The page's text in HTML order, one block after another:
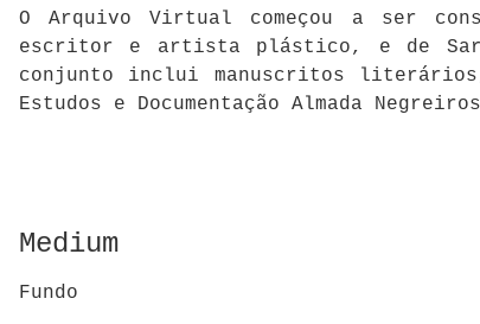
O Arquivo Virtual começou a ser
escritor e artista plástico, e de
conjunto inclui manuscritos
Estudos e Documentação Almada
Medium
Fundo